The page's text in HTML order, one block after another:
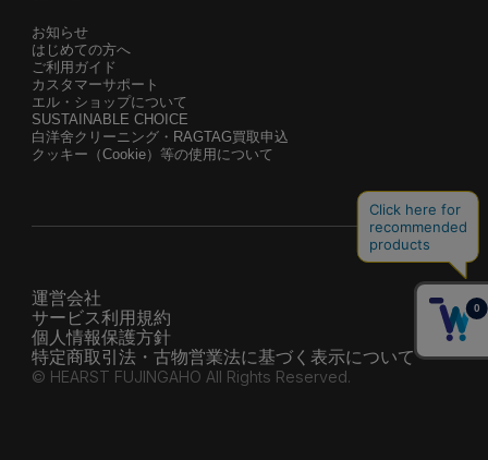
お知らせ
はじめての方へ
ご利用ガイド
カスタマーサポート
エル・ショップについて
SUSTAINABLE CHOICE
白洋舍クリーニング・RAGTAG買取申込
クッキー（Cookie）等の使用について
運営会社
サービス利用規約
個人情報保護方針
特定商取引法・古物営業法に基づく表示について
© HEARST FUJINGAHO All Rights Reserved.